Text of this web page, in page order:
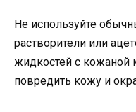
Не используйте
растворители или
жидкостей с кожаной
повредить кожу и